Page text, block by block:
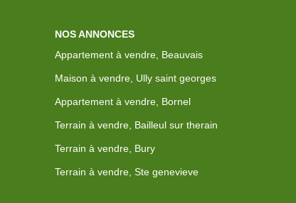
NOS ANNONCES
Appartement à vendre, Beauvais
Maison à vendre, Ully saint georges
Appartement à vendre, Bornel
Terrain à vendre, Bailleul sur therain
Terrain à vendre, Bury
Terrain à vendre, Ste genevieve